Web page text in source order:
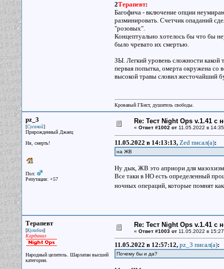
2Терапевт:
Багофича - включение опции
разминировать. Счетчик опаданий
"розовых".
Концептуально хотелось бы что бы
было чревато их смертью.
ЗЫ. Легкий уровень сложности какой
первая попытка, омерта окружена со
высокой травы словил жесточайший
Кровавый ГБист, душитель свободы.
pz_3
[Сусаний]
Прирожденный Джаец
Ня, смерть!
Пол:
Репутация: +57
Re: Тест Night Ops v.1.41 с
« Ответ #1002 от11.05.2022 в
11.05.2022 в 14:13:13, Zed писал(a):
на ЖВ
Ну дык, ЖВ это априори для
Все таки в НО есть определенный
ночных операций, которые помнят
Терапевт
[Кулибин]
Кардинал
Народный целитель. Шарлатан высшей
категории.
Re: Тест Night Ops v.1.41 с
« Ответ #1003 от11.05.2022 в
11.05.2022 в 12:57:12, pz_3 писал(a):
Почему бы и да?